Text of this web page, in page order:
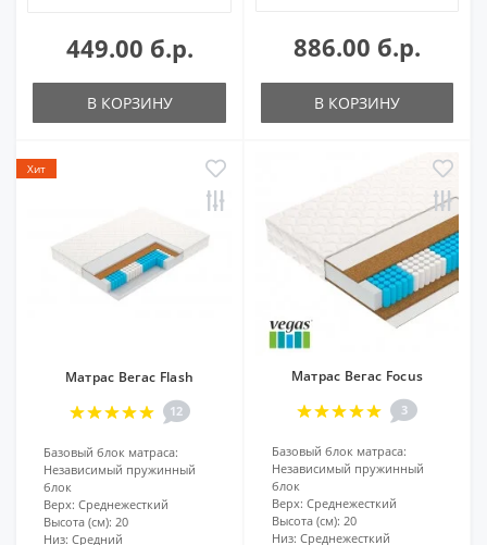
449.00 б.р.
В КОРЗИНУ
886.00 б.р.
В КОРЗИНУ
Хит
Матрас Вегас Flash
12
Базовый блок матраса:
Независимый пружинный
блок
Верх: Среднежесткий
Высота (см): 20
Низ: Средний
Матрас Вегас Focus
3
Базовый блок матраса:
Независимый пружинный
блок
Верх: Среднежесткий
Высота (см): 20
Низ: Среднежесткий